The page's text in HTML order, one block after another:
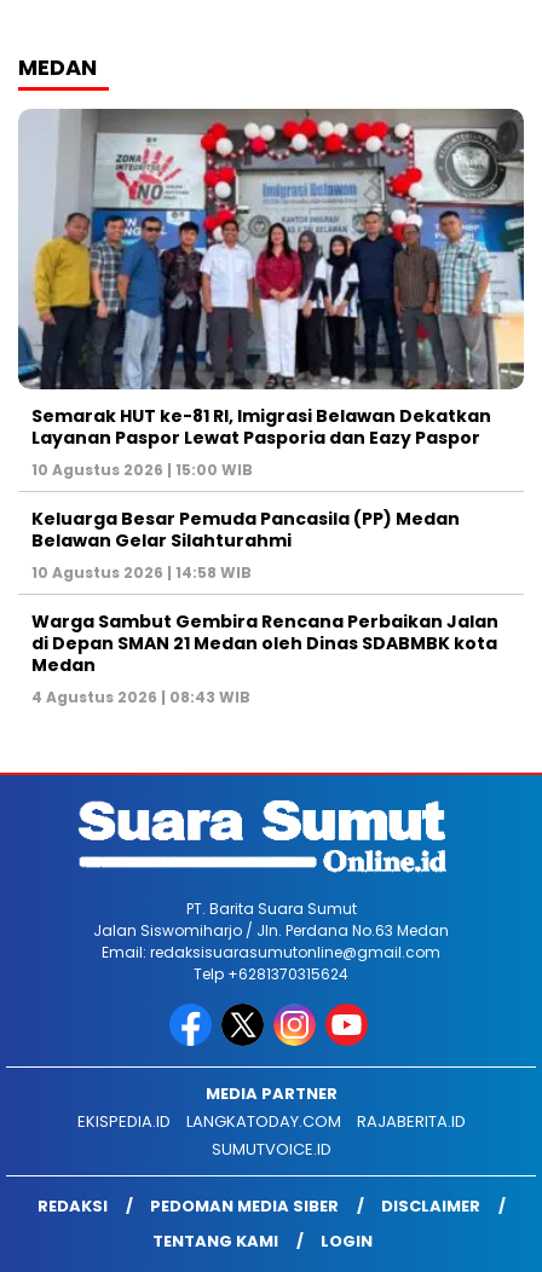
MEDAN
Semarak HUT ke-81 RI, Imigrasi Belawan Dekatkan
Layanan Paspor Lewat Pasporia dan Eazy Paspor
10 Agustus 2026 | 15:00 WIB
Keluarga Besar Pemuda Pancasila (PP) Medan
Belawan Gelar Silahturahmi
10 Agustus 2026 | 14:58 WIB
Warga Sambut Gembira Rencana Perbaikan Jalan
di Depan SMAN 21 Medan oleh Dinas SDABMBK kota
Medan
4 Agustus 2026 | 08:43 WIB
PT. Barita Suara Sumut
Jalan Siswomiharjo / Jln. Perdana No.63 Medan
Email: redaksisuarasumutonline@gmail.com
Telp +6281370315624
MEDIA PARTNER
EKISPEDIA.ID
LANGKATODAY.COM
RAJABERITA.ID
SUMUTVOICE.ID
REDAKSI PEDOMAN MEDIA SIBER
DISCLAIMER
TENTANG KAMI
LOGIN